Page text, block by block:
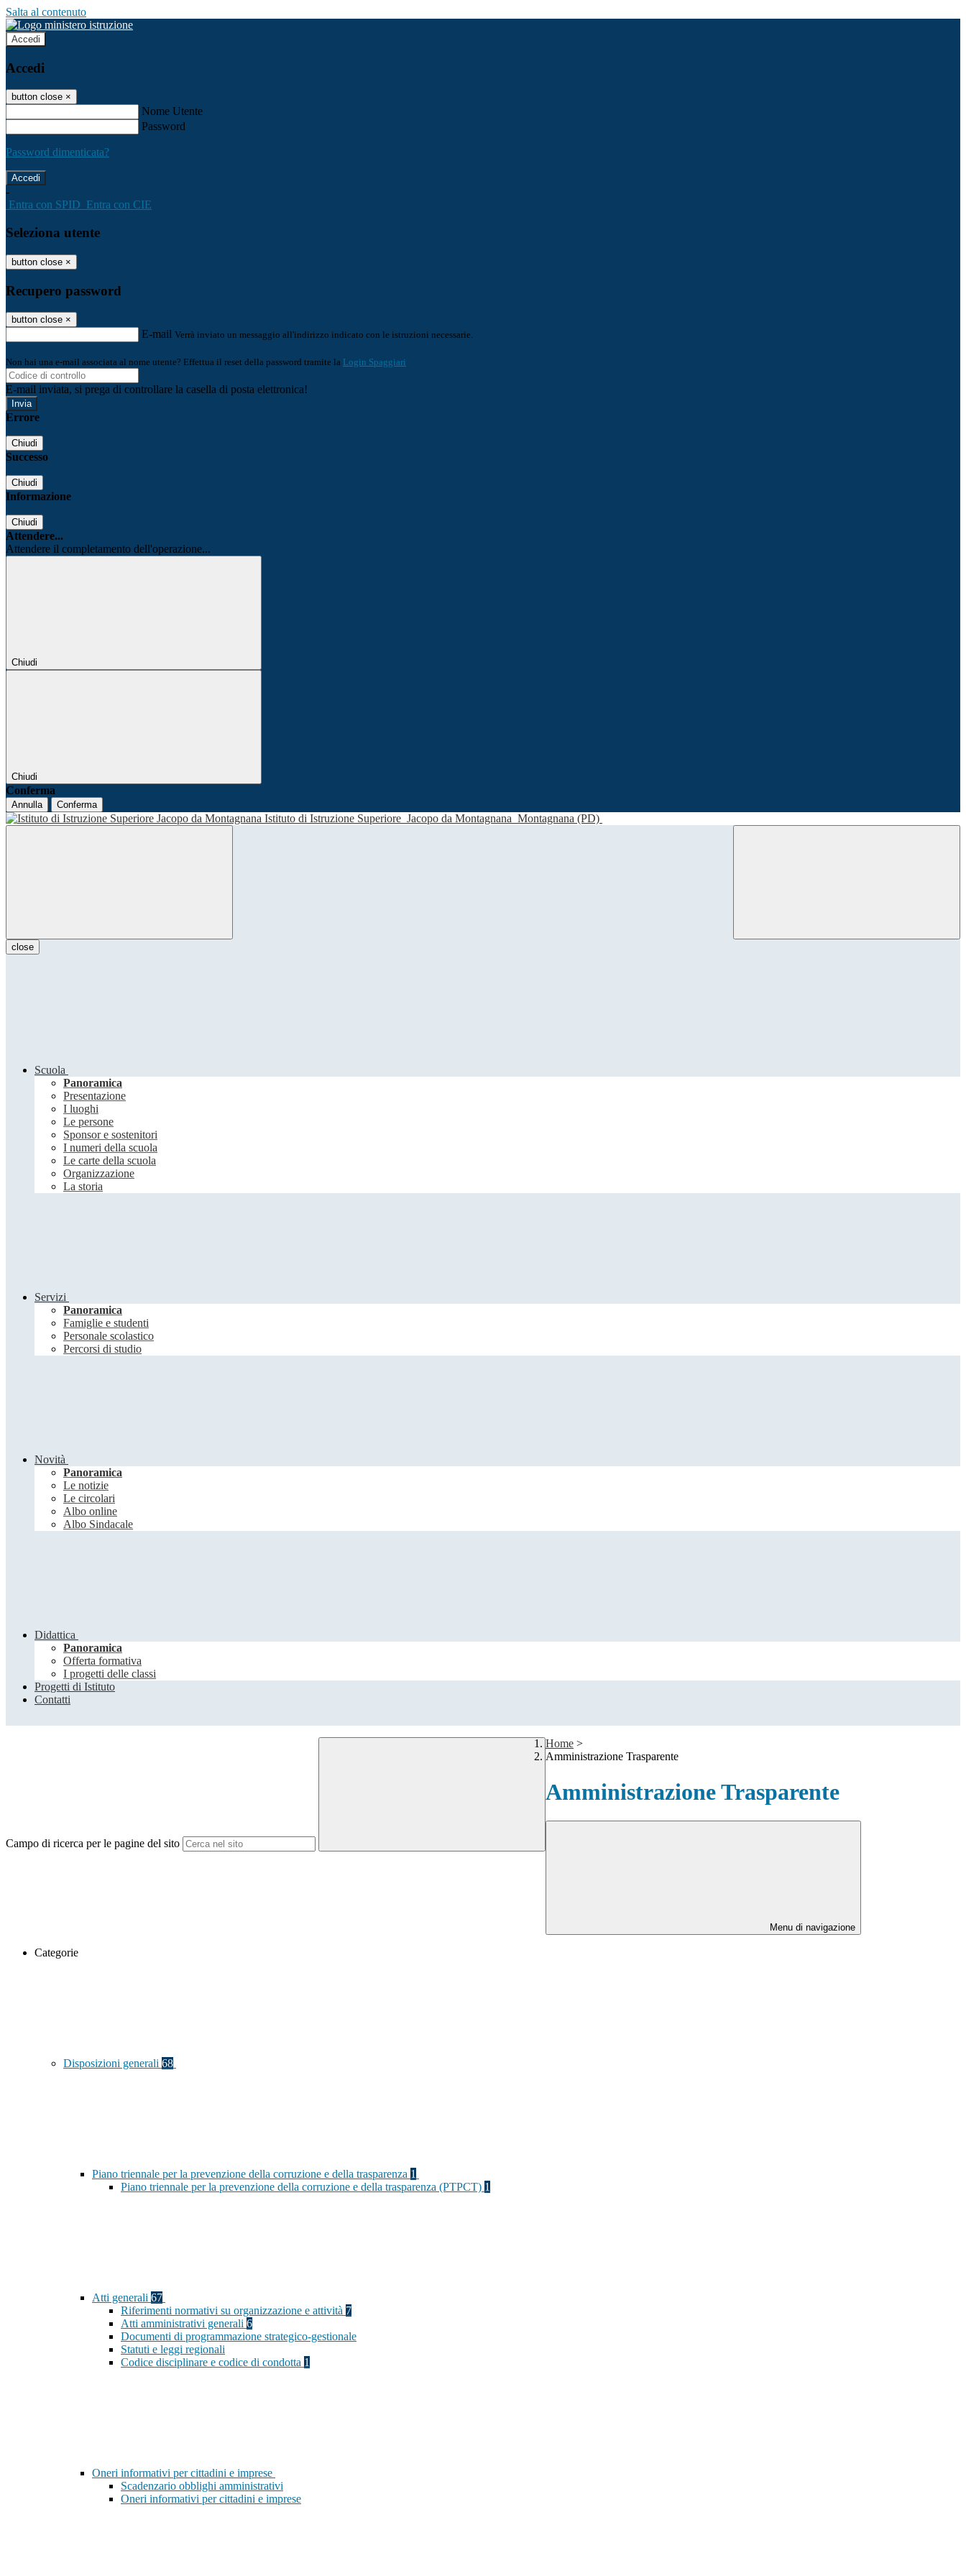
Salta al contenuto
Accedi
Accedi
button close ×
Nome Utente
Password
Password dimenticata?
-
Entra con SPID Entra con CIE
Seleziona utente
button close ×
Recupero password
button close ×
E-mail Verrà inviato un messaggio all'indirizzo indicato con le istruzioni necessarie.
Non hai una e-mail associata al nome utente? Effettua il reset della password tramite la Login Spaggiari
E-mail inviata, si prega di controllare la casella di posta elettronica!
Errore
Chiudi
Successo
Chiudi
Informazione
Chiudi
Attendere...
Attendere il completamento dell'operazione...
Chiudi
Chiudi
Conferma
Annulla Conferma
Istituto di Istruzione Superiore Jacopo da Montagnana Montagnana (PD)
close
Scuola
Panoramica
Presentazione
I luoghi
Le persone
Sponsor e sostenitori
I numeri della scuola
Le carte della scuola
Organizzazione
La storia
Servizi
Panoramica
Famiglie e studenti
Personale scolastico
Percorsi di studio
Novità
Panoramica
Le notizie
Le circolari
Albo online
Albo Sindacale
Didattica
Panoramica
Offerta formativa
I progetti delle classi
Progetti di Istituto
Contatti
Campo di ricerca per le pagine del sito
Home >
Amministrazione Trasparente
Amministrazione Trasparente
Menu di navigazione
Categorie
Disposizioni generali 68
Piano triennale per la prevenzione della corruzione e della trasparenza 1
Piano triennale per la prevenzione della corruzione e della trasparenza (PTPCT) 1
Atti generali 67
Riferimenti normativi su organizzazione e attività 7
Atti amministrativi generali 6
Documenti di programmazione strategico-gestionale
Statuti e leggi regionali
Codice disciplinare e codice di condotta 1
Oneri informativi per cittadini e imprese
Scadenzario obblighi amministrativi
Oneri informativi per cittadini e imprese